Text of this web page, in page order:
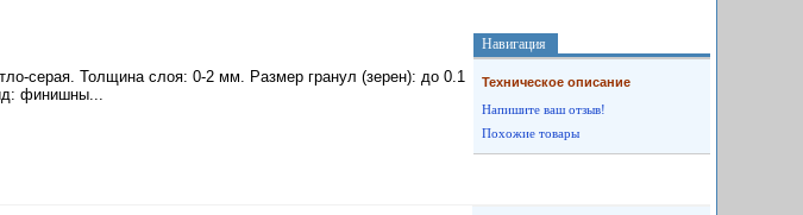
серая. Толщина слоя: 0-2 мм. Размер гранул (зерен): до 0.1
финишны...
Навигация
Техническое описание
Напишите ваш отзыв!
Похожие товары